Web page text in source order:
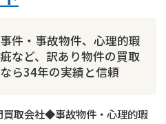
事件・事故物件、心理的瑕
疵など、訳あり物件の買取
なら34年の実績と信頼
取会社◆事故物件・心理的瑕